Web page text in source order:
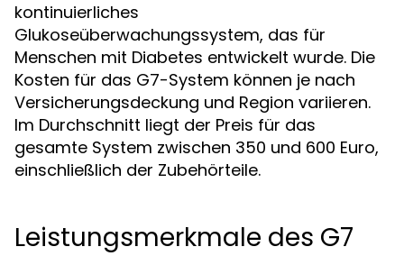
kontinuierliches
Glukoseüberwachungssystem, das für
Menschen mit Diabetes entwickelt wurde. Die
Kosten für das G7-System können je nach
Versicherungsdeckung und Region variieren.
Im Durchschnitt liegt der Preis für das
gesamte System zwischen 350 und 600 Euro,
einschließlich der Zubehörteile.
Leistungsmerkmale des G7